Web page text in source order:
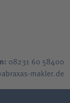
08231 60 58400
makler.de